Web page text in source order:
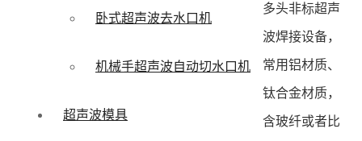
卧式超声波去水口机
机械手超声波自动切水口机
超声波模具
多头非标超声
波焊接设备，
常用铝材质、
钛合金材质，
含玻纤或者比